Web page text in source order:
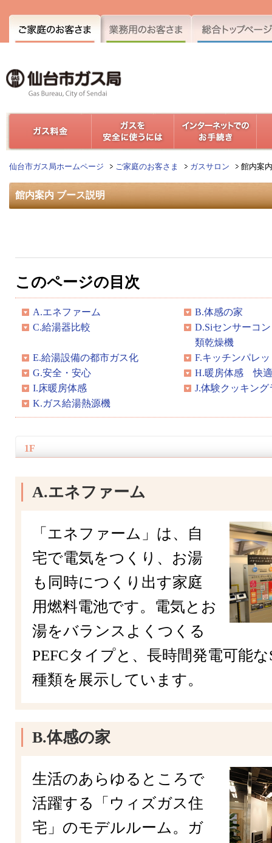
仙台市ガス局ホームページ ご家庭のお客さま ガスサロン 館内案
館内案内 ブース説明
このページの目次
A.エネファーム
B.体感の家
C.給湯器比較
D.Siセンサーコ
類乾燥機
E.給湯設備の都市ガス化
F.キッチンパレ
G.安全・安心
H.暖房体感 快
I.床暖房体感
J.体験クッキング
K.ガス給湯熱源機
1F
A.エネファーム
「エネファーム」は、自
宅で電気をつくり、お湯
も同時につくり出す家庭
用燃料電池です。電気とお
湯をバランスよくつくる
PEFCタイプと、長時間発電可能
種類を展示しています。
B.体感の家
生活のあらゆるところで
活躍する「ウィズガス住
宅」のモデルルーム。ガ